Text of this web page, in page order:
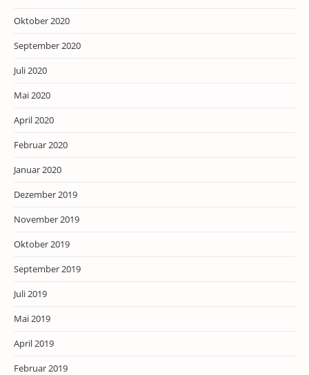
Oktober 2020
September 2020
Juli 2020
Mai 2020
April 2020
Februar 2020
Januar 2020
Dezember 2019
November 2019
Oktober 2019
September 2019
Juli 2019
Mai 2019
April 2019
Februar 2019